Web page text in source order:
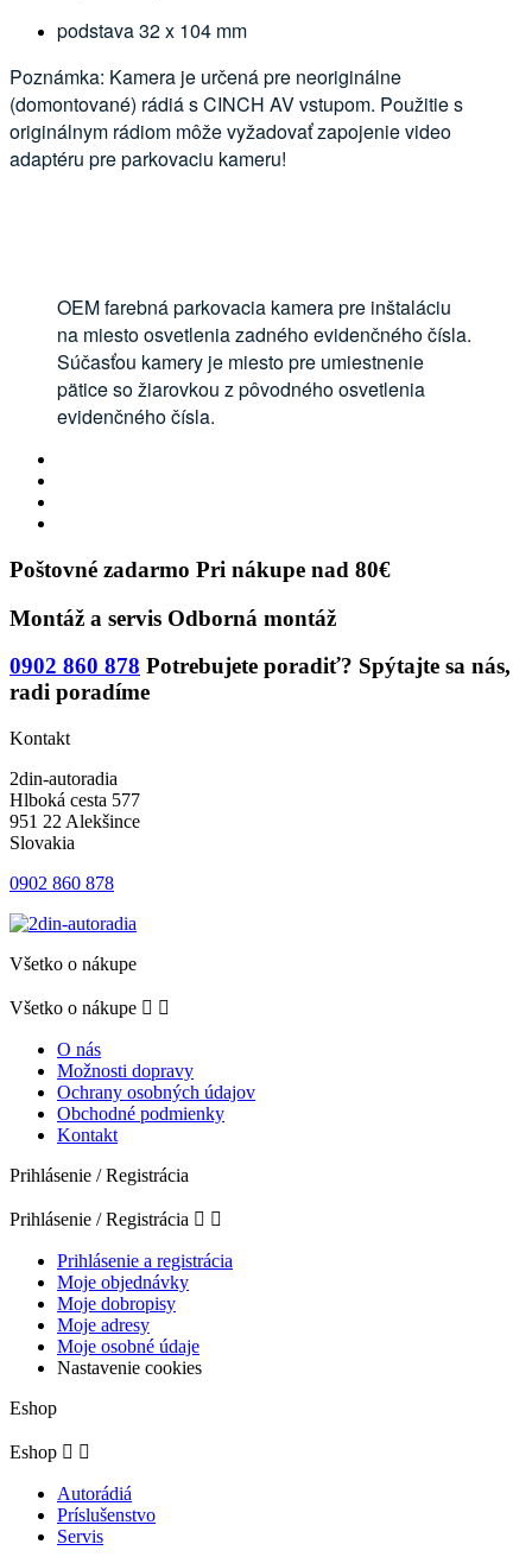
podstava 32 x 104 mm
Poznámka: Kamera je určená pre neoriginálne
(domontované) rádiá s CINCH AV vstupom. Použitie s
originálnym rádiom môže vyžadovať zapojenie video
adaptéru pre parkovaciu kameru!
OEM farebná parkovacia kamera pre inštaláciu
na miesto osvetlenia zadného evidenčného čísla.
Súčasťou kamery je miesto pre umiestnenie
pätice so žiarovkou z pôvodného osvetlenia
evidenčného čísla.
Poštovné zadarmo Pri nákupe nad 80€
Montáž a servis Odborná montáž
0902 860 878 Potrebujete poradiť? Spýtajte sa nás,
radi poradíme
Kontakt
2din-autoradia
Hlboká cesta 577
951 22 Alekšince
Slovakia
0902 860 878
Všetko o nákupe
Všetko o nákupe  
O nás
Možnosti dopravy
Ochrany osobných údajov
Obchodné podmienky
Kontakt
Prihlásenie / Registrácia
Prihlásenie / Registrácia  
Prihlásenie a registrácia
Moje objednávky
Moje dobropisy
Moje adresy
Moje osobné údaje
Nastavenie cookies
Eshop
Eshop  
Autorádiá
Príslušenstvo
Servis